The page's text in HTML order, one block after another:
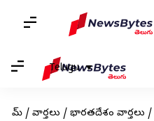
Telugu
హోమ్ / వార్తలు / భారతదేశం వార్తలు /